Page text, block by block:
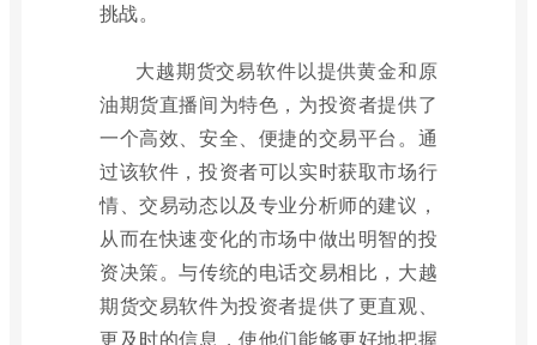
挑战。
大越期货交易软件以提供黄金和原
油期货直播间为特色，为投资者提供了
一个高效、安全、便捷的交易平台。通
过该软件，投资者可以实时获取市场行
情、交易动态以及专业分析师的建议，
从而在快速变化的市场中做出明智的投
资决策。与传统的电话交易相比，大越
期货交易软件为投资者提供了更直观、
更及时的信息，使他们能够更好地把握